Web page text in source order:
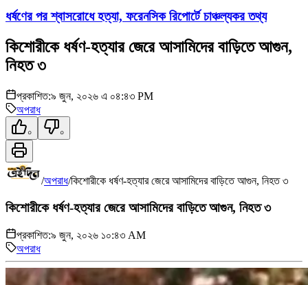
ধর্ষণের পর শ্বাসরোধে হত্যা, ফরেনসিক রিপোর্টে চাঞ্চল্যকর তথ্য
কিশোরীকে ধর্ষণ-হত্যার জেরে আসামিদের বাড়িতে আগুন,
নিহত ৩
প্রকাশিত:৯ জুন, ২০২৬ এ ০৪:৪৩ PM
অপরাধ
০ ০
/অপরাধ/কিশোরীকে ধর্ষণ-হত্যার জেরে আসামিদের বাড়িতে আগুন, নিহত ৩
কিশোরীকে ধর্ষণ-হত্যার জেরে আসামিদের বাড়িতে আগুন, নিহত ৩
প্রকাশিত:৯ জুন, ২০২৬ ১০:৪৩ AM
অপরাধ